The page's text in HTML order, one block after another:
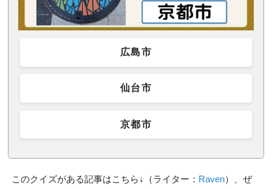
広島市
仙台市
京都市
このクイズがある記事はこちら↓（ライター： Raven）、ぜ